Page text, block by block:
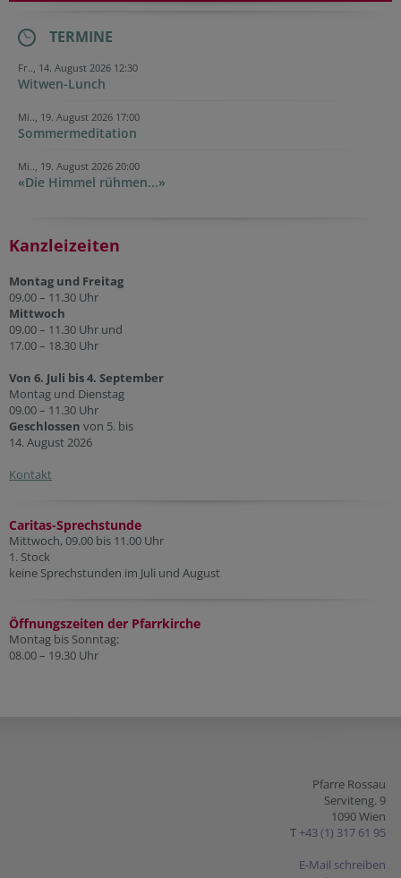
TERMINE
Fr.., 14. August 2026 12:30
Witwen-Lunch
Mi.., 19. August 2026 17:00
Sommermeditation
Mi.., 19. August 2026 20:00
«Die Himmel rühmen...»
Kanzleizeiten
Montag und Freitag
09.00 – 11.30 Uhr
Mittwoch
09.00 – 11.30 Uhr und
17.00 – 18.30 Uhr
Von 6. Juli bis 4. September
Montag und Dienstag
09.00 – 11.30 Uhr
Geschlossen von 5. bis
14. August 2026
Kontakt
Caritas-Sprechstunde
Mittwoch, 09.00 bis 11.00 Uhr
1. Stock
keine Sprechstunden im Juli und August
Öffnungszeiten der Pfarrkirche
Montag bis Sonntag:
08.00 – 19.30 Uhr
Pfarre Rossau
Serviteng. 9
1090 Wien
T +43 (1) 317 61 95
E-Mail schreiben